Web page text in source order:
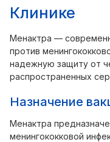
Клинике
Менактра —
против
надежную защиту от
распространенных
Назначение
Менактра
менингококковой